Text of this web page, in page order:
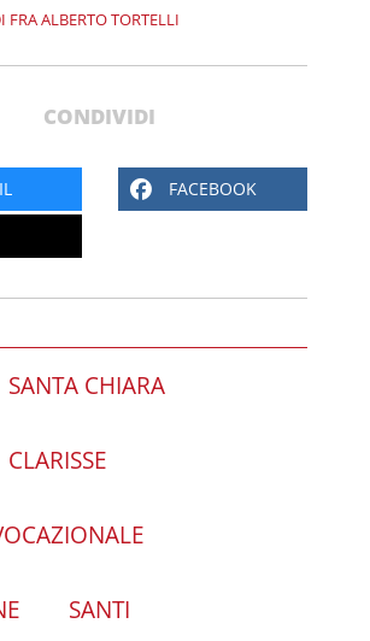
FRA ALBERTO TORTELLI
CONDIVIDI
FACEBOOK
SANTA CHIARA
CLARISSE
SANTI